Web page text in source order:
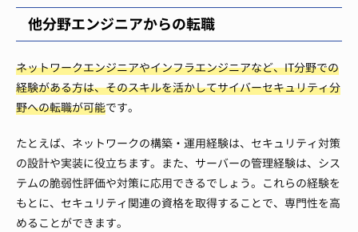
他分野エンジニアからの転職
ネットワークエンジニアやインフラエンジニアなど、IT分野での
経験がある方は、そのスキルを活かしてサイバーセキュリティ分
野への転職が可能です。
たとえば、ネットワークの構築・運用経験は、セキュリティ対策
の設計や実装に役立ちます。また、サーバーの管理経験は、シス
テムの脆弱性評価や対策に応用できるでしょう。これらの経験を
もとに、セキュリティ関連の資格を取得することで、専門性を高
めることができます。